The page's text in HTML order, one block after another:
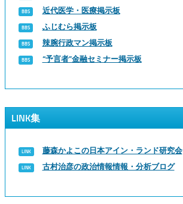
近代医学・医療掲示板
ふじむら掲示板
辣腕行政マン掲示板
“予言者”金融セミナー掲示板
LINK集
藤森かよこの日本アイン・ランド研究会
古村治彦の政治情報情報・分析ブログ